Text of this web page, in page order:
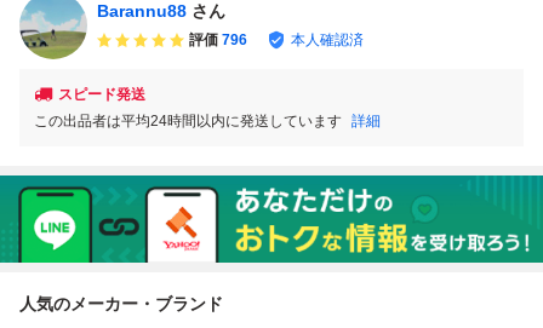
Barannu88 さん
評価 796 本人確認済
スピード発送
この出品者は平均24時間以内に発送しています 詳細
人気のメーカー・ブランド